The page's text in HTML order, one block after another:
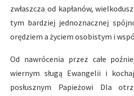
zwłaszcza od kapłanów,
tym bardziej jednoznacznej
orędziem a życiem osobistym i
Od nawrócenia przez całe
wiernym sługą Ewangelii i
posłusznym Papieżowi Dla